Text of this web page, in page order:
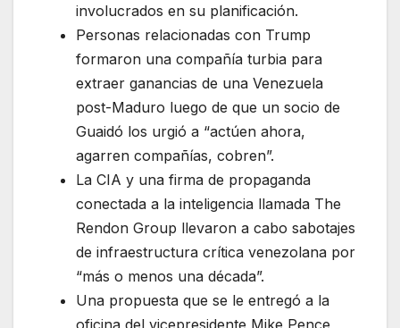
involucrados en su planificación.
Personas relacionadas con Trump
formaron una compañía turbia para
extraer ganancias de una Venezuela
post-Maduro luego de que un socio de
Guaidó los urgió a “actúen ahora,
agarren compañías, cobren”.
La CIA y una firma de propaganda
conectada a la inteligencia llamada The
Rendon Group llevaron a cabo sabotajes
de infraestructura crítica venezolana por
“más o menos una década”.
Una propuesta que se le entregó a la
oficina del vicepresidente Mike Pence